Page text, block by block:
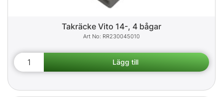
Takräcke Vito 14-, 4 bågar
RR230045010